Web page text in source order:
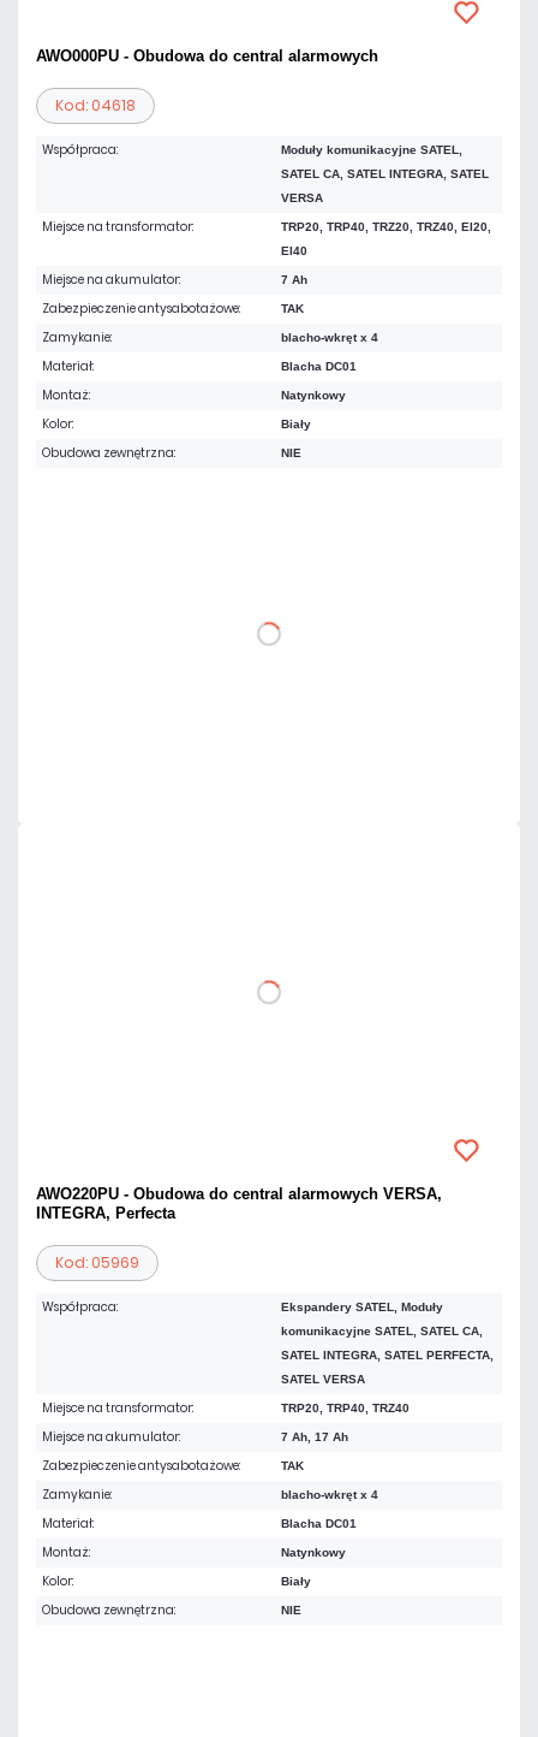
AWO000PU - Obudowa do central alarmowych
Kod: 04618
Współpraca:
Moduły komunikacyjne SATEL,
SATEL CA, SATEL INTEGRA, SATEL
VERSA
Miejsce na transformator:
TRP20, TRP40, TRZ20, TRZ40, EI20,
EI40
Miejsce na akumulator: 7 Ah
Zabezpieczenie antysabotażowe: TAK
Zamykanie: blacho-wkręt x 4
Materiał: Blacha DC01
Montaż: Natynkowy
Kolor: Biały
Obudowa zewnętrzna: NIE
DO KOSZYKA
AWO220PU - Obudowa do central alarmowych VERSA,
INTEGRA, Perfecta
Kod: 05969
Współpraca:
Ekspandery SATEL, Moduły
komunikacyjne SATEL, SATEL CA,
SATEL INTEGRA, SATEL PERFECTA,
SATEL VERSA
Miejsce na transformator: TRP20, TRP40, TRZ40
Miejsce na akumulator: 7 Ah, 17 Ah
Zabezpieczenie antysabotażowe: TAK
Zamykanie: blacho-wkręt x 4
Materiał: Blacha DC01
Montaż: Natynkowy
Kolor: Biały
Obudowa zewnętrzna: NIE